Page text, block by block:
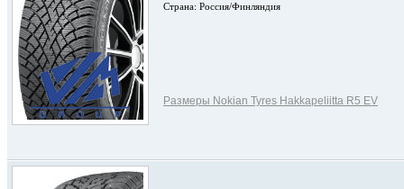
Страна: Россия/Финляндия
Размеры Nokian Tyres Hakkapeliitta R5 EV